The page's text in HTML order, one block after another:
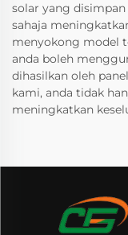
solar yang
sahaja
menyokong model
anda boleh
dihasilkan oleh
kami, anda tidak
meningkatkan